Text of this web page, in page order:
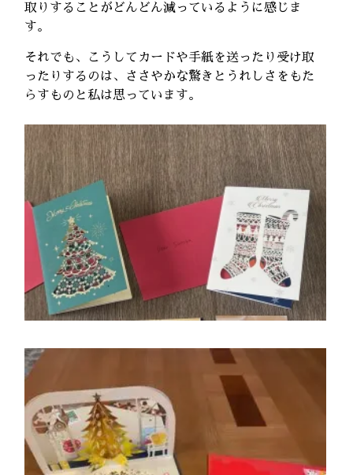
取りすることがどんどん減っているように感じま
す。
それでも、こうしてカードや手紙を送ったり受け取
ったりするのは、ささやかな驚きとうれしさをもた
らすものと私は思っています。